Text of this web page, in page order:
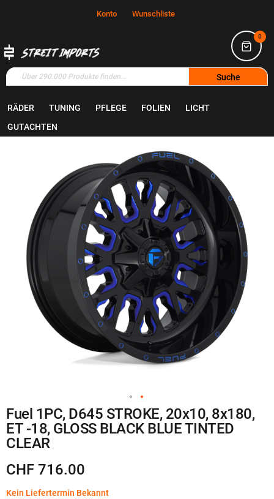
Konto Wunschliste
0
Suche
RÄDER TUNING PFLEGE FOLIEN
LICHT
GUTACHTEN
Zum
Ende
Zum
Anfang
der
Bildgalerie
springen
Fuel 1PC, D645 STROKE, 20x10, 8x180,
ET -18, GLOSS BLACK BLUE TINTED
CLEAR
CHF 716.00
Kein Liefertermin Bekannt